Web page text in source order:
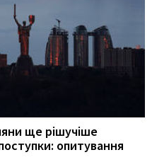
ще рішучіше
опитування